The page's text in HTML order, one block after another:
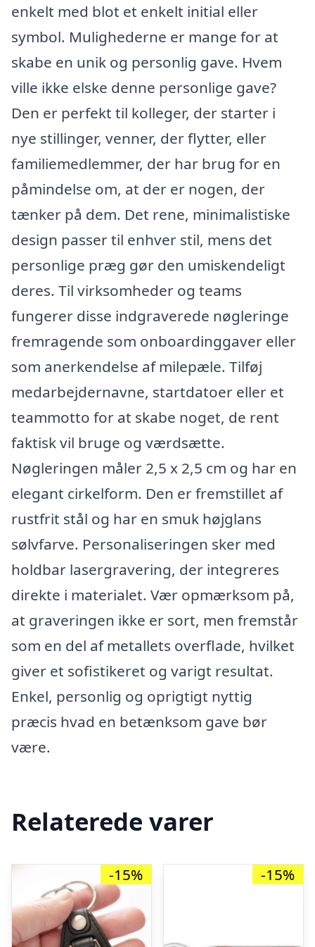
enkelt med blot et enkelt initial eller
symbol. Mulighederne er mange for at
skabe en unik og personlig gave. Hvem
ville ikke elske denne personlige gave?
Den er perfekt til kolleger, der starter i
nye stillinger, venner, der flytter, eller
familiemedlemmer, der har brug for en
påmindelse om, at der er nogen, der
tænker på dem. Det rene, minimalistiske
design passer til enhver stil, mens det
personlige præg gør den umiskendeligt
deres. Til virksomheder og teams
fungerer disse indgraverede nøgleringe
fremragende som onboardinggaver eller
som anerkendelse af milepæle. Tilføj
medarbejdernavne, startdatoer eller et
teammotto for at skabe noget, de rent
faktisk vil bruge og værdsætte.
Nøgleringen måler 2,5 x 2,5 cm og har en
elegant cirkelform. Den er fremstillet af
rustfrit stål og har en smuk højglans
sølvfarve. Personaliseringen sker med
holdbar lasergravering, der integreres
direkte i materialet. Vær opmærksom på,
at graveringen ikke er sort, men fremstår
som en del af metallets overflade, hvilket
giver et sofistikeret og varigt resultat.
Enkel, personlig og oprigtigt nyttig
præcis hvad en betænksom gave bør
være.
Relaterede varer
-15% -15%